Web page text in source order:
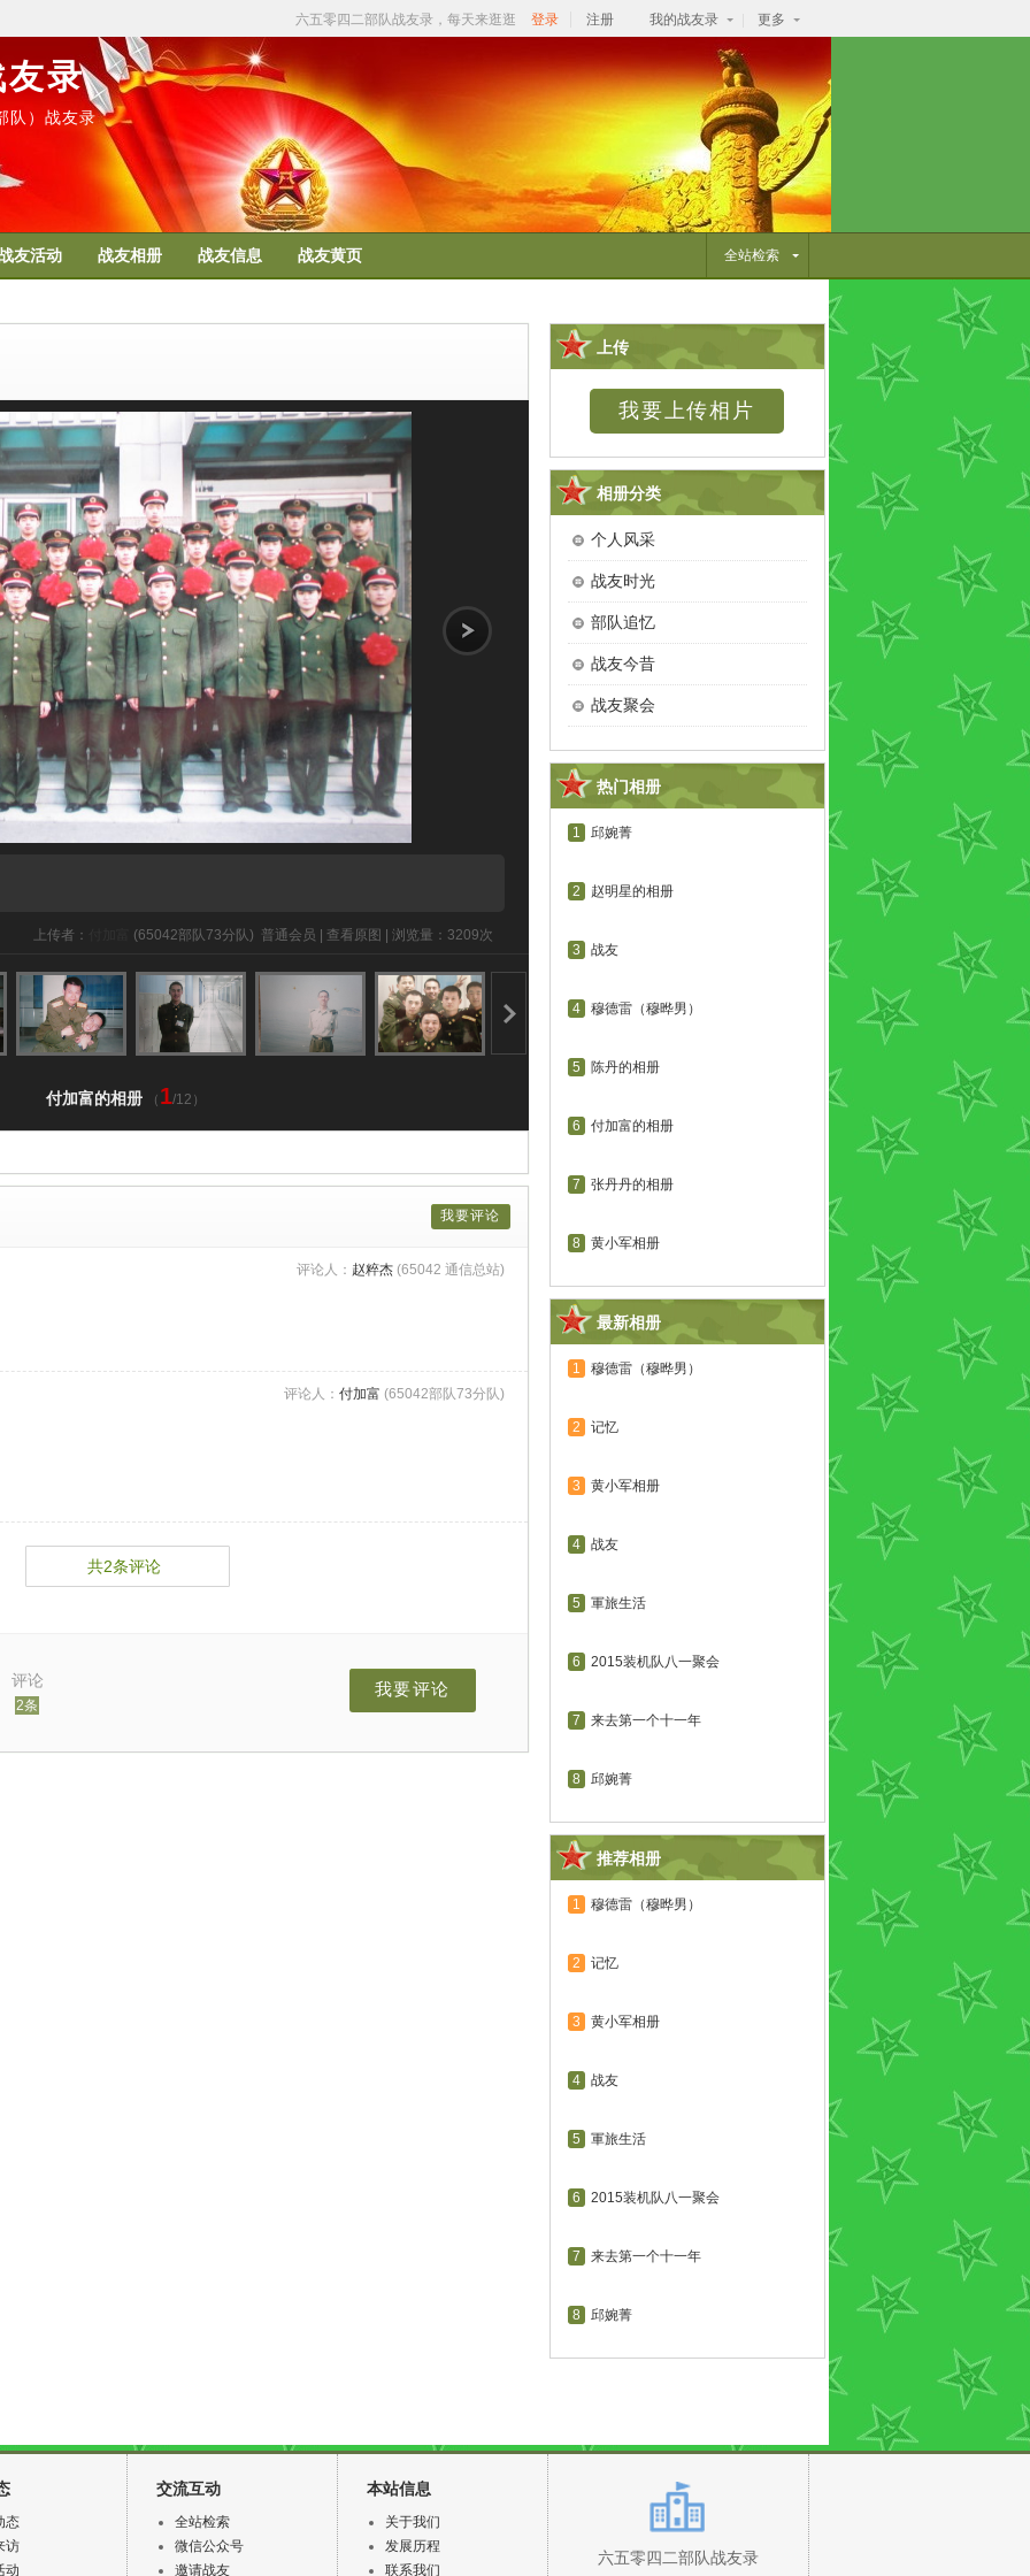
六五零四二部队战友录，每天来逛逛 登录 注册 我的战友录 更多
友录
队）战友录
友活动 战友相册 战友信息 战友黄页 全站检索
上传者： (65042部队73分队) 普通会员 查看原图 浏览量：3209次
付加富的相册 （ 1/12）
我要评论
评论人： 赵粹杰 (65042 通信总站)
评论人： 付加富 (65042部队73分队)
共2条评论
我要评论
评论
2条
上传
相册分类
个人风采
战友时光
部队追忆
战友今昔
战友聚会
热门相册
1 邱婉菁
2 赵明星的相册
3 战友
4 穆德雷（穆晔男）
5 陈丹的相册
6 付加富的相册
7 张丹丹的相册
8 黄小军相册
最新相册
1 穆德雷（穆晔男）
2 记忆
3 黄小军相册
4 战友
5 軍旅生活
6 2015装机队八一聚会
7 来去第一个十一年
8 邱婉菁
推荐相册
1 穆德雷（穆晔男）
2 记忆
3 黄小军相册
4 战友
5 軍旅生活
6 2015装机队八一聚会
7 来去第一个十一年
8 邱婉菁
态
访
动
交流互动
全站检索
微信公众号
邀请战友
本站信息
关于我们
发展历程
联系我们
六五零四二部队战友录